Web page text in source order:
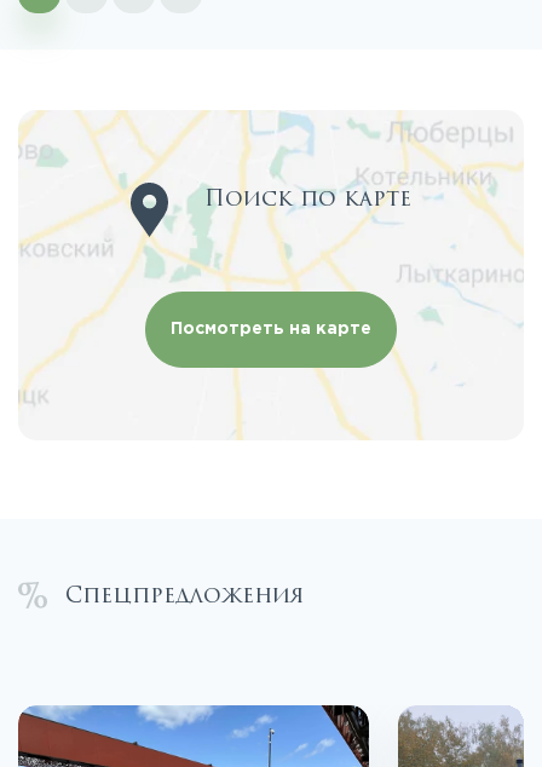
Поиск по карте
Посмотреть на карте
Спецпредложения